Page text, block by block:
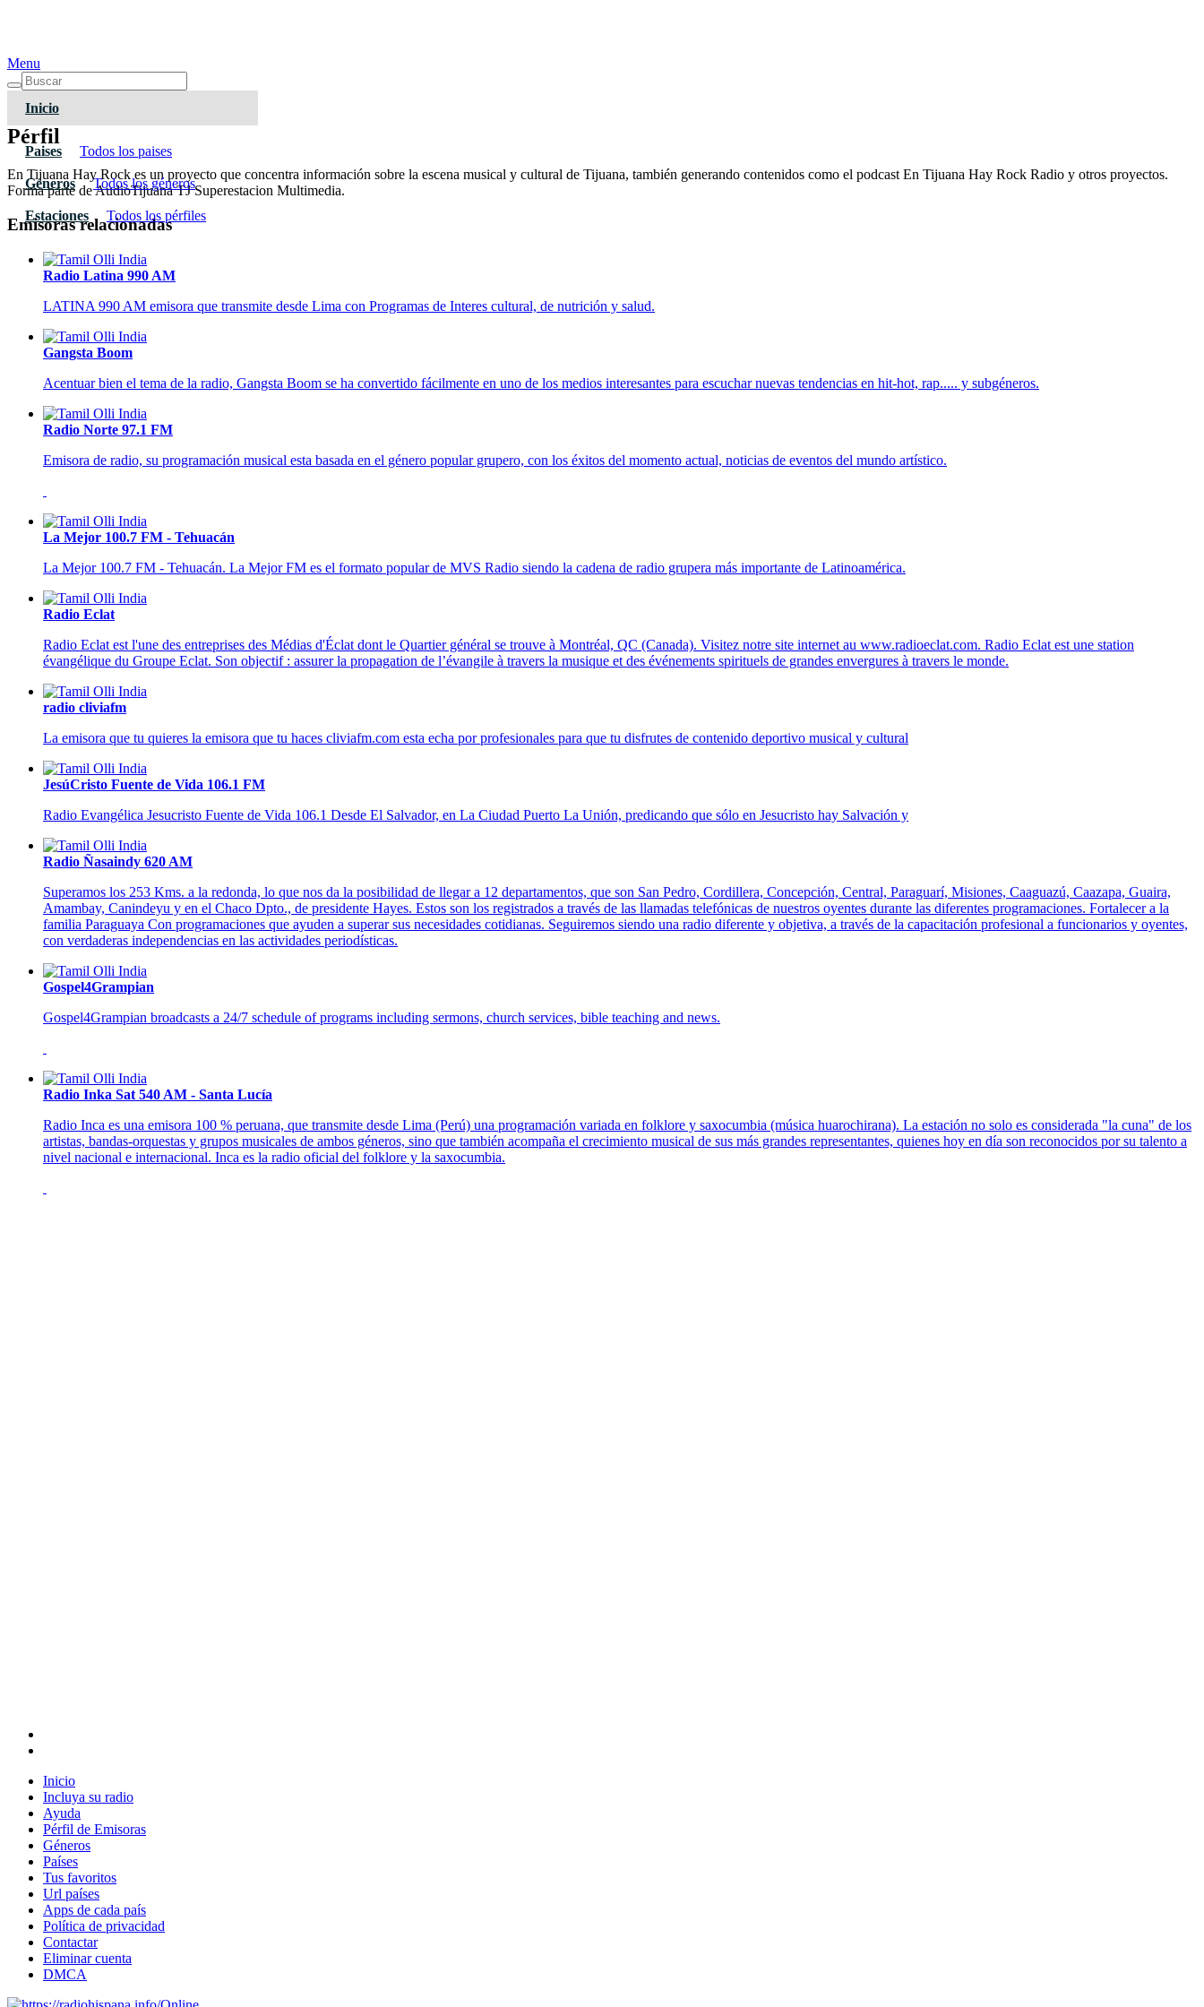
Menu
Inicio
Paises Todos los paises
Géneros Todos los géneros
Estaciones Todos los pérfiles
Pérfil
En Tijuana Hay Rock es un proyecto que concentra información sobre la escena musical y cultural de Tijuana, también generando contenidos como el podcast En Tijuana Hay Rock Radio y otros proyectos.
Forma parte de AudioTijuana TJ Superestacion Multimedia.
Emisoras relacionadas
Radio Latina 990 AM
LATINA 990 AM emisora que transmite desde Lima con Programas de Interes cultural, de nutrición y salud.
Gangsta Boom
Acentuar bien el tema de la radio, Gangsta Boom se ha convertido fácilmente en uno de los medios interesantes para escuchar nuevas tendencias en hit-hot, rap..... y subgéneros.
Radio Norte 97.1 FM
Emisora de radio, su programación musical esta basada en el género popular grupero, con los éxitos del momento actual, noticias de eventos del mundo artístico.
La Mejor 100.7 FM - Tehuacán
La Mejor 100.7 FM - Tehuacán. La Mejor FM es el formato popular de MVS Radio siendo la cadena de radio grupera más importante de Latinoamérica.
Radio Eclat
Radio Eclat est l'une des entreprises des Médias d'Éclat dont le Quartier général se trouve à Montréal, QC (Canada). Visitez notre site internet au www.radioeclat.com. Radio Eclat est une station
évangélique du Groupe Eclat. Son objectif : assurer la propagation de l’évangile à travers la musique et des événements spirituels de grandes envergures à travers le monde.
radio cliviafm
La emisora que tu quieres la emisora que tu haces cliviafm.com esta echa por profesionales para que tu disfrutes de contenido deportivo musical y cultural
JesúCristo Fuente de Vida 106.1 FM
Radio Evangélica Jesucristo Fuente de Vida 106.1 Desde El Salvador, en La Ciudad Puerto La Unión, predicando que sólo en Jesucristo hay Salvación y
Radio Ñasaindy 620 AM
Superamos los 253 Kms. a la redonda, lo que nos da la posibilidad de llegar a 12 departamentos, que son San Pedro, Cordillera, Concepción, Central, Paraguarí, Misiones, Caaguazú, Caazapa, Guaira,
Amambay, Canindeyu y en el Chaco Dpto., de presidente Hayes. Estos son los registrados a través de las llamadas telefónicas de nuestros oyentes durante las diferentes programaciones. Fortalecer a la
familia Paraguaya Con programaciones que ayuden a superar sus necesidades cotidianas. Seguiremos siendo una radio diferente y objetiva, a través de la capacitación profesional a funcionarios y oyentes,
con verdaderas independencias en las actividades periodísticas.
Gospel4Grampian
Gospel4Grampian broadcasts a 24/7 schedule of programs including sermons, church services, bible teaching and news.
Radio Inka Sat 540 AM - Santa Lucía
Radio Inca es una emisora 100 % peruana, que transmite desde Lima (Perú) una programación variada en folklore y saxocumbia (música huarochirana). La estación no solo es considerada "la cuna" de los
artistas, bandas-orquestas y grupos musicales de ambos géneros, sino que también acompaña el crecimiento musical de sus más grandes representantes, quienes hoy en día son reconocidos por su talento a
nivel nacional e internacional. Inca es la radio oficial del folklore y la saxocumbia.
Inicio
Incluya su radio
Ayuda
Pérfil de Emisoras
Géneros
Países
Tus favoritos
Url países
Apps de cada país
Política de privacidad
Contactar
Eliminar cuenta
DMCA